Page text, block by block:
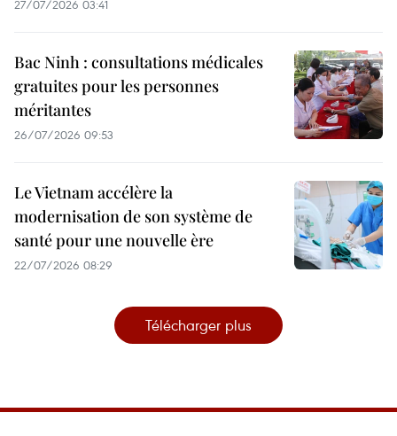
27/07/2026 03:41
Bac Ninh : consultations médicales
gratuites pour les personnes
méritantes
26/07/2026 09:53
Le Vietnam accélère la
modernisation de son système de
santé pour une nouvelle ère
22/07/2026 08:29
Télécharger plus